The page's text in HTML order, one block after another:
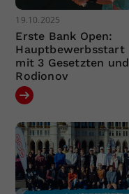
19.10.2025
Erste Bank Open:
Hauptbewerbsstart
mit 3 Gesetzten und
Rodionov